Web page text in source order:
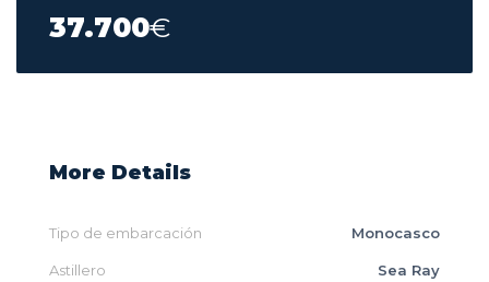
37.700€
More Details
Tipo de embarcación Monocasco
Astillero Sea Ray